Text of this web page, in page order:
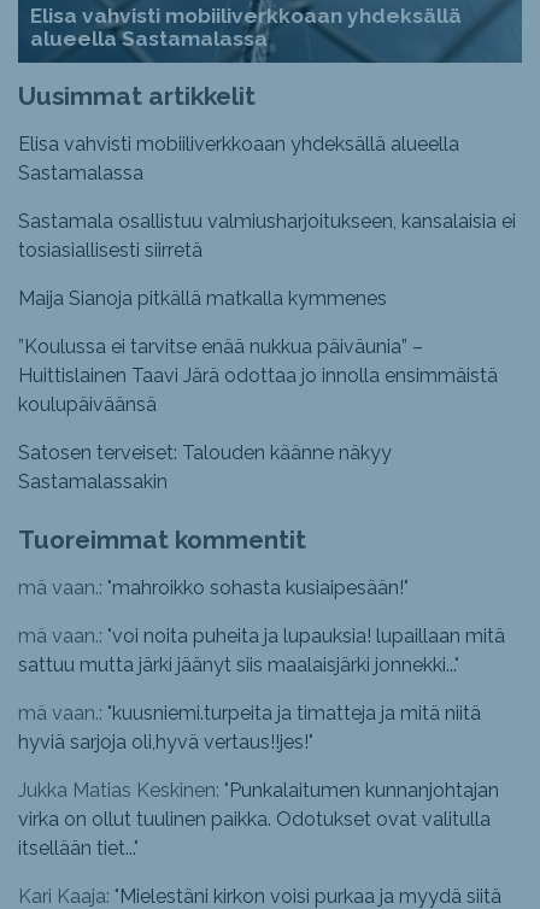
Elisa vahvisti mobiiliverkkoaan yhdeksällä
alueella Sastamalassa
Uusimmat artikkelit
Elisa vahvisti mobiiliverkkoaan yhdeksällä alueella
Sastamalassa
Sastamala osallistuu valmiusharjoitukseen, kansalaisia ei
tosiasiallisesti siirretä
Maija Sianoja pitkällä matkalla kymmenes
”Koulussa ei tarvitse enää nukkua päiväunia” –
Huittislainen Taavi Järä odottaa jo innolla ensimmäistä
koulupäiväänsä
Satosen terveiset: Talouden käänne näkyy
Sastamalassakin
Tuoreimmat kommentit
mä vaan.: "mahroikko sohasta kusiaipesään!"
mä vaan.: "voi noita puheita ja lupauksia! lupaillaan mitä
sattuu mutta järki jäänyt siis maalaisjärki jonnekki..."
mä vaan.: "kuusniemi.turpeita ja timatteja ja mitä niitä
hyviä sarjoja oli,hyvä vertaus!!jes!"
Jukka Matias Keskinen: "Punkalaitumen kunnanjohtajan
virka on ollut tuulinen paikka. Odotukset ovat valitulla
itsellään tiet..."
Kari Kaaja: "Mielestäni kirkon voisi purkaa ja myydä siitä